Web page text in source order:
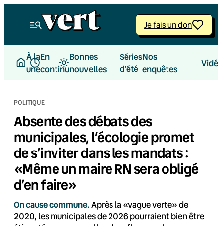
Je fais un don
À la
une
En
continu
Bonnes
nouvelles
Séries
d’été
Nos
enquêtes
POLITIQUE
Absente des débats des
municipales, l’écologie promet
de s’inviter dans les mandats :
«Même un maire RN sera obligé
d’en faire»
On cause commune.Après la «vague verte» de
2020, les municipales de 2026 pourraient bien être